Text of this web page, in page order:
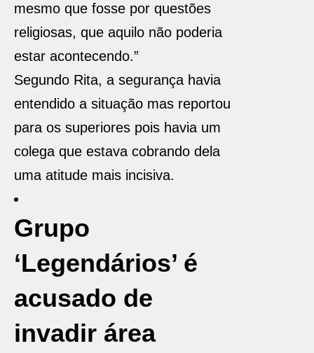
mesmo que fosse por questões
religiosas, que aquilo não poderia
estar acontecendo.”
Segundo Rita, a segurança havia
entendido a situação mas reportou
para os superiores pois havia um
colega que estava cobrando dela
uma atitude mais incisiva.
Grupo
‘Legendários’ é
acusado de
invadir área